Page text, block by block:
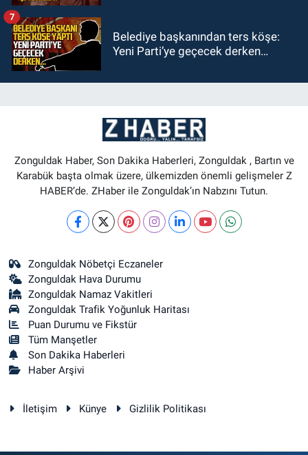
Belediye başkanından ters köşe:
Yeni Parti’ye geçecek derken…
7
Zonguldak Haber, Son Dakika Haberleri, Zonguldak , Bartın ve
Karabük başta olmak üzere, ülkemizden önemli gelişmeler Z
HABER’de. ZHaber ile Zonguldak’ın Nabzını Tutun.
Zonguldak Nöbetçi Eczaneler
Zonguldak Hava Durumu
Zonguldak Namaz Vakitleri
Zonguldak Trafik Yoğunluk Haritası
Puan Durumu ve Fikstür
Tüm Manşetler
Son Dakika Haberleri
Haber Arşivi
İletişim Künye Gizlilik Politikası